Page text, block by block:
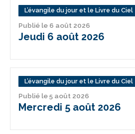
L’évangile du jour et le Livre du Ciel
Publié le 6 août 2026
Jeudi 6 août 2026
L’évangile du jour et le Livre du Ciel
Publié le 5 août 2026
Mercredi 5 août 2026